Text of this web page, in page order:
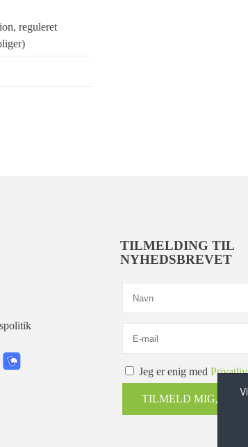
reguleret
TILMELDING TIL
NYHEDSBREVET
Jeg er enig med
TILMELD MIG, TAK!